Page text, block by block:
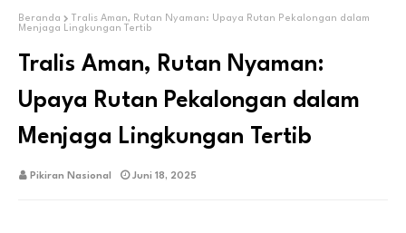
Beranda
Tralis Aman, Rutan Nyaman: Upaya Rutan Pekalongan dalam
Menjaga Lingkungan Tertib
Tralis Aman, Rutan Nyaman:
Upaya Rutan Pekalongan dalam
Menjaga Lingkungan Tertib
Pikiran Nasional Juni 18, 2025